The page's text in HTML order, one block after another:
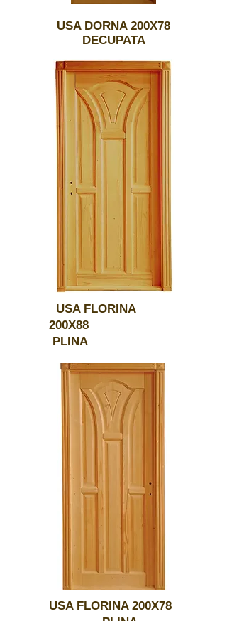
USA DORNA 200X78
DECUPATA
USA FLORINA
200X88
PLINA
USA FLORINA 200X78